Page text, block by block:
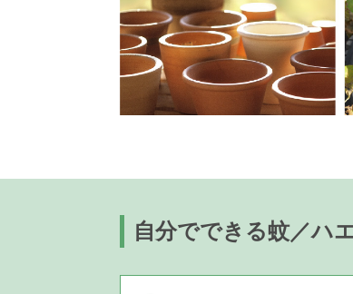
自分でできる蚊／ハ